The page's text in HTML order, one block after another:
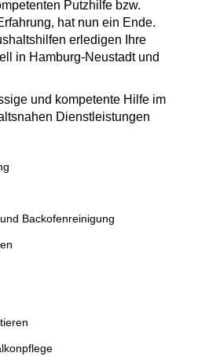
KONTAKT
Putzhilfe bzw.
hat nun ein Ende.
erledigen Ihre
in Hamburg-Neustadt und
und kompetente Hilfe im
Dienstleistungen
Backofenreinigung